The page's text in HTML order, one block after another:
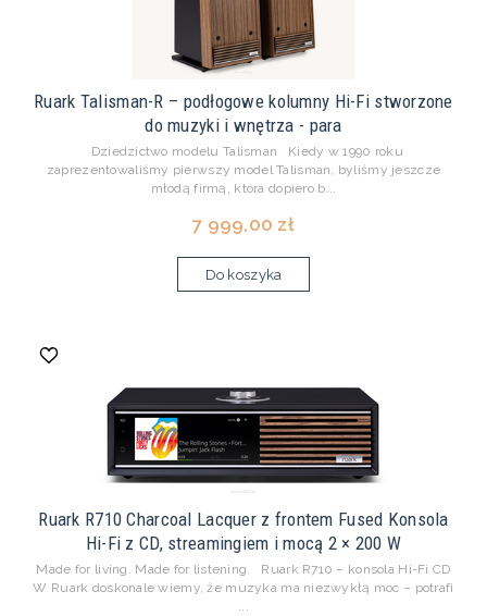
Ruark Talisman-R – podłogowe kolumny Hi-Fi stworzone
do muzyki i wnętrza - para
Dziedzictwo modelu Talisman Kiedy w 1990 roku
zaprezentowaliśmy pierwszy model Talisman, byliśmy jeszcze
młodą firmą, która dopiero b...
7 999,00 zł
Do koszyka
Ruark R710 Charcoal Lacquer z frontem Fused Konsola
Hi-Fi z CD, streamingiem i mocą 2 × 200 W
Made for living. Made for listening. Ruark R710 – konsola Hi-Fi CD
W Ruark doskonale wiemy, że muzyka ma niezwykłą moc – potrafi
...